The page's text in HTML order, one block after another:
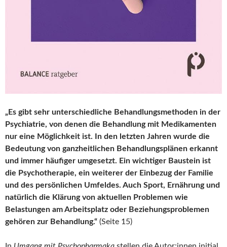
„Es gibt sehr unterschiedliche Behandlungsmethoden in der
Psychiatrie, von denen die Behandlung mit Medikamenten
nur eine Möglichkeit ist. In den letzten Jahren wurde die
Bedeutung von ganzheitlichen Behandlungsplänen erkannt
und immer häufiger umgesetzt. Ein wichtiger Baustein ist
die Psychotherapie, ein weiterer der Einbezug der Familie
und des persönlichen Umfeldes. Auch Sport, Ernährung und
natürlich die Klärung von aktuellen Problemen wie
Belastungen am Arbeitsplatz oder Beziehungsproblemen
gehören zur Behandlung.“ (Seite 15)